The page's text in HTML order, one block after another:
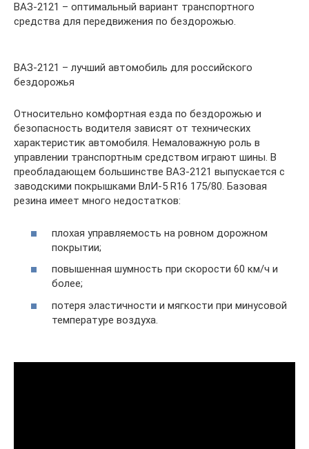
ВАЗ-2121 – оптимальный вариант транспортного
средства для передвижения по бездорожью.
ВАЗ-2121 – лучший автомобиль для российского
бездорожья
Относительно комфортная езда по бездорожью и
безопасность водителя зависят от технических
характеристик автомобиля. Немаловажную роль в
управлении транспортным средством играют шины. В
преобладающем большинстве ВАЗ-2121 выпускается с
заводскими покрышками ВлИ-5 R16 175/80. Базовая
резина имеет много недостатков:
плохая управляемость на ровном дорожном
покрытии;
повышенная шумность при скорости 60 км/ч и
более;
потеря эластичности и мягкости при минусовой
температуре воздуха.